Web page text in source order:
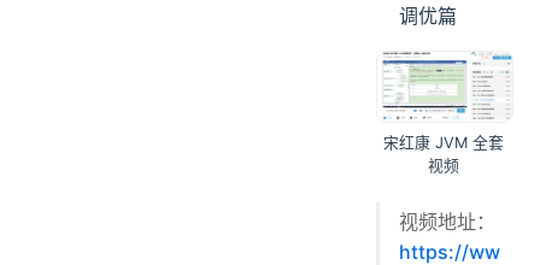
调优篇
宋红康 JVM 全套
视频
视频地址：
https://ww